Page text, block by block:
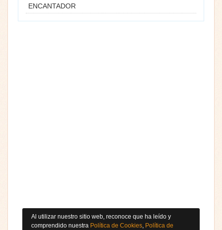
ENCANTADOR
Al utilizar nuestro sitio web, reconoce que ha leído y
comprendido nuestra Política de Cookies, Política de